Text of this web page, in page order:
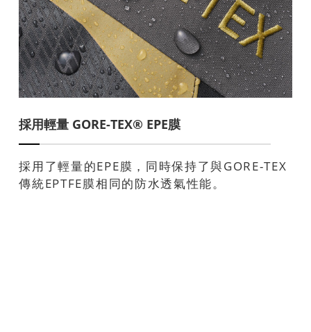
採用輕量 GORE-TEX® EPE膜
採用了輕量的EPE膜，同時保持了與GORE-TEX
傳統EPTFE膜相同的防水透氣性能。